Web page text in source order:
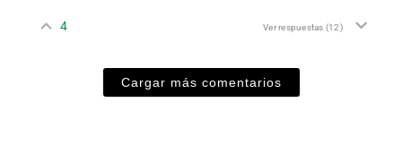
4 Ver respuestas (12)
Cargar más comentarios